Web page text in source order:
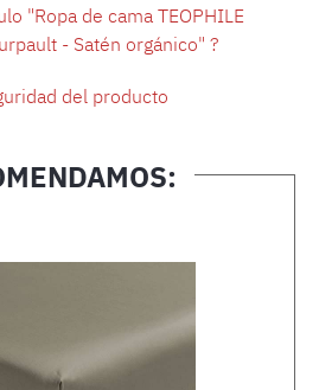
"Ropa de cama TEOPHILE
- Satén orgánico" ?
del producto